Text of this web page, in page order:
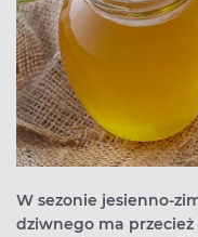
W sezonie jesienno-
dziwnego ma